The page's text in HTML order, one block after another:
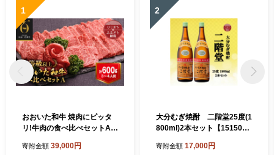
1
おおいた和牛 焼肉にピッタ
リ!牛肉の食べ比べセットA
0g)3～4人前_お肉 黒毛和牛
寄附金額 39,000円
2
大分むぎ焼酎 二階堂25度(1
800ml)2本セット【151504
寄附金額 17,000円